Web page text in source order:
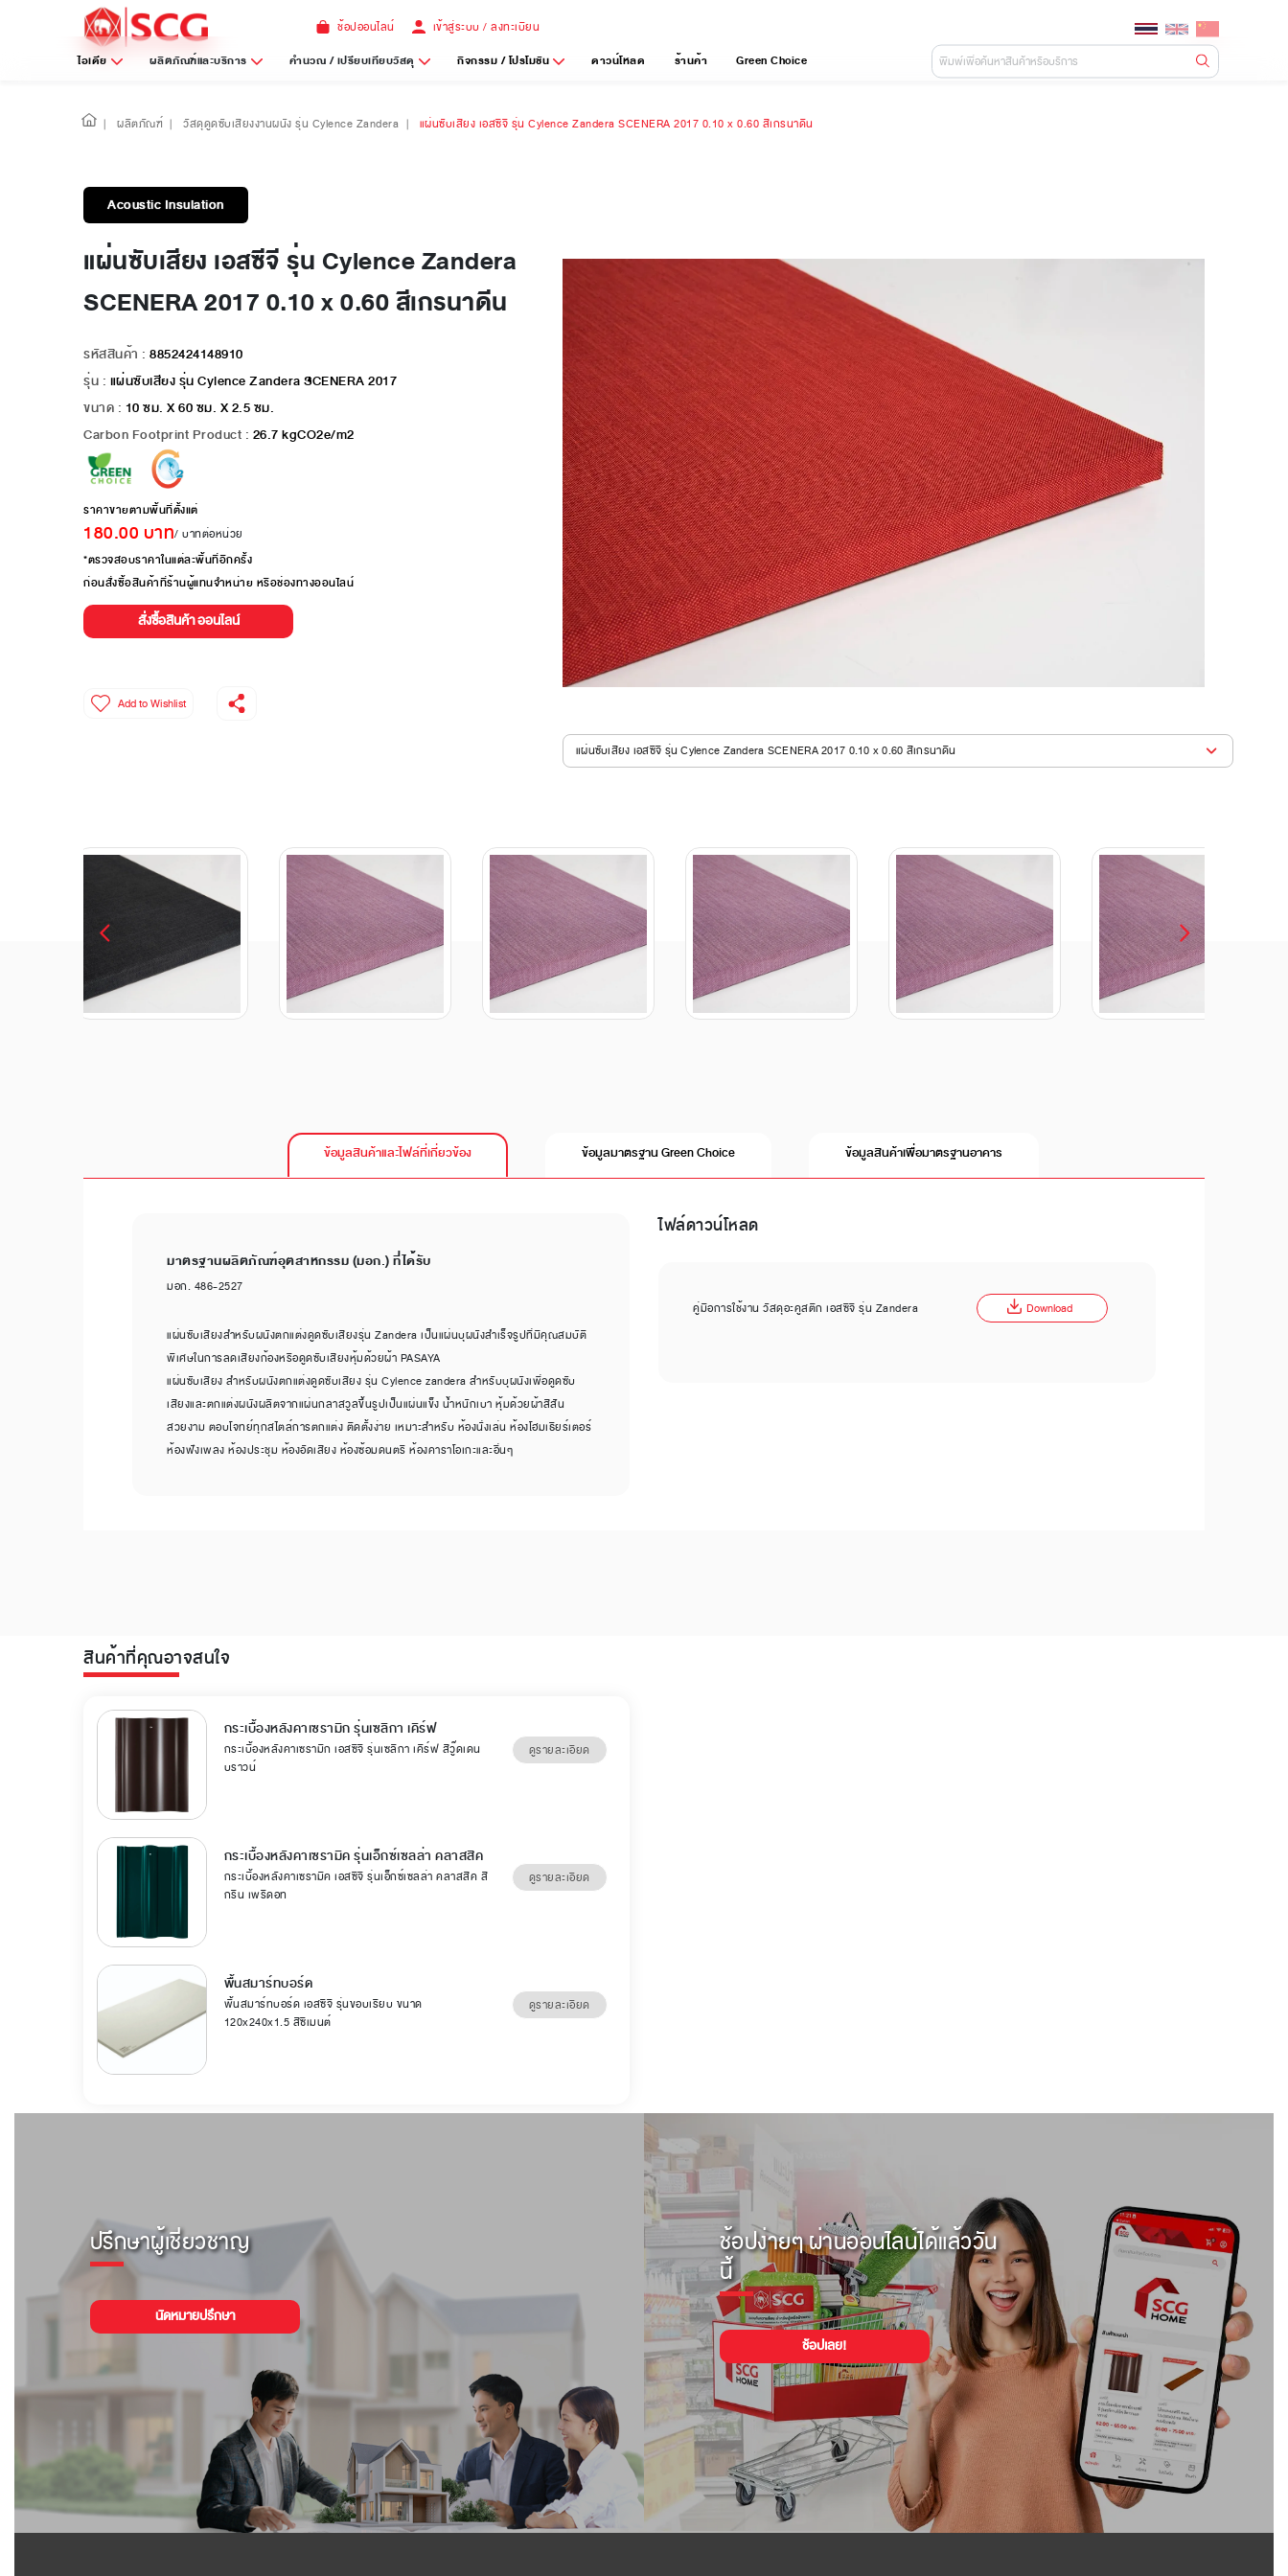
ช้อปออนไลน์ เข้าสู่ระบบ / ลงทะเบียน
ไอเดีย ผลิตภัณฑ์และบริการ คำนวณ / เปรียบเทียบวัสดุ กิจกรรม / โปรโมชัน ดาวน์โหลด ร้านค้า Green Choice
| ผลิตภัณฑ์ | วัสดุดูดซับเสียงงานผนัง รุ่น Cylence Zandera | แผ่นซับเสียง เอสซีจี รุ่น Cylence Zandera SCENERA 2017 0.10 x 0.60 สีเกรนาดีน
Acoustic Insulation
แผ่นซับเสียง เอสซีจี รุ่น Cylence Zandera
SCENERA 2017 0.10 x 0.60 สีเกรนาดีน
รหัสสินค้า : 8852424148910
รุ่น : แผ่นซับเสียง รุ่น Cylence Zandera SCENERA 2017
ขนาด : 10 ซม. X 60 ซม. X 2.5 ซม.
Carbon Footprint Product : 26.7kgCO2e/m2
ราคาขายตามพื้นที่ตั้งแต่
180.00 บาท/ บาทต่อหน่วย
*ตรวจสอบราคาในแต่ละพื้นที่อีกครั้ง
ก่อนสั่งซื้อสินค้าที่ร้านผู้แทนจำหน่าย หรือช่องทางออนไลน์
สั่งซื้อสินค้า ออนไลน์
Add to Wishlist
แผ่นซับเสียง เอสซีจี รุ่น Cylence Zandera SCENERA 2017 0.10 x 0.60 สีเกรนาดีน
ข้อมูลสินค้าและไฟล์ที่เกี่ยวข้อง ข้อมูลมาตรฐาน Green Choice ข้อมูลสินค้าเพื่อมาตรฐานอาคาร
มาตรฐานผลิตภัณฑ์อุตสาหกรรม (มอก.) ที่ได้รับ
มอก. 486-2527
แผ่นซับเสียงสำหรับผนังตกแต่งดูดซับเสียงรุ่น Zandera เป็นแผ่นบุผนังสำเร็จรูปที่มีคุณสมบัติ
พิเศษในการลดเสียงก้องหรือดูดซับเสียงหุ้มด้วยผ้า PASAYA
แผ่นซับเสียง สำหรับผนังตกแต่งดูดซับเสียง รุ่น Cylence zandera สำหรับบุผนังเพื่อดูดซับ
เสียงและตกแต่งผนังผลิตจากแผ่นกลาสวูลขึ้นรูปเป็นแผ่นแข็ง น้ำหนักเบา หุ้มด้วยผ้าสีสัน
สวยงาม ตอบโจทย์ทุกสไตล์การตกแต่ง ติดตั้งง่าย เหมาะสำหรับ ห้องนั่งเล่น ห้องโฮมเธียร์เตอร์
ห้องฟังเพลง ห้องประชุม ห้องอัดเสียง ห้องซ้อมดนตรี ห้องคาราโอเกะและอื่นๆ
ไฟล์ดาวน์โหลด
คู่มือการใช้งาน วัสดุอะคูสติก เอสซีจี รุ่น Zandera Download
สินค้าที่คุณอาจสนใจ
กระเบื้องหลังคาเซรามิก รุ่นเซลิกา เคิร์ฟ
กระเบื้องหลังคาเซรามิก เอสซีจี รุ่นเซลิกา เคิร์ฟ สีวู๊ดเดน
บราวน์
ดูรายละเอียด
กระเบื้องหลังคาเซรามิค รุ่นเอ็กซ์เซลล่า คลาสสิค
กระเบื้องหลังคาเซรามิค เอสซีจี รุ่นเอ็กซ์เซลล่า คลาสสิค สี
กรีน เพริดอท
ดูรายละเอียด
พื้นสมาร์ทบอร์ด
พื้นสมาร์ทบอร์ด เอสซีจี รุ่นขอบเรียบ ขนาด
120x240x1.5 สีซีเมนต์
ดูรายละเอียด
ปรึกษาผู้เชี่ยวชาญ
นัดหมายปรึกษา
ช้อปง่ายๆ ผ่านออนไลน์ได้แล้ววัน
นี้
ช้อปเลย!